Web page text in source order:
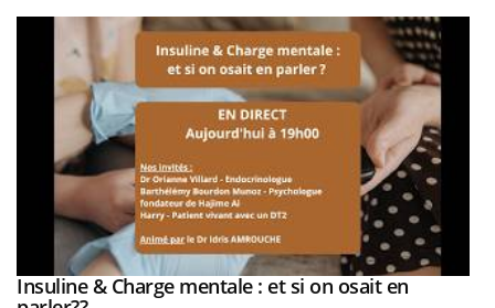
Youtube
Insuline & Charge mentale : et si on osait en